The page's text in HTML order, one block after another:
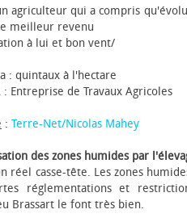
agriculteur qui a compris
meilleur revenu
à lui et bon vent/
: quintaux à l'hectare
: Entreprise de Travaux Agricoles
: Terre-Net/Nicolas Mahey
des zones humides par
réel casse-tête. Les zones
réglementations et
Brassart le font très bien.